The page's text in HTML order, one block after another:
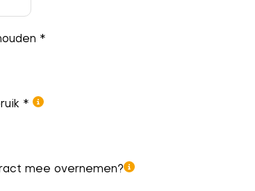
*
*
mee overnemen?